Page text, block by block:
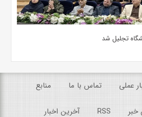
تجلیل شد
عملی تماس با ما منابع
RSS آخرین اخبار